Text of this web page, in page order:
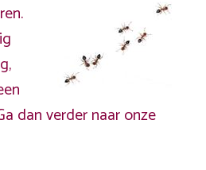
dan verder naar onze